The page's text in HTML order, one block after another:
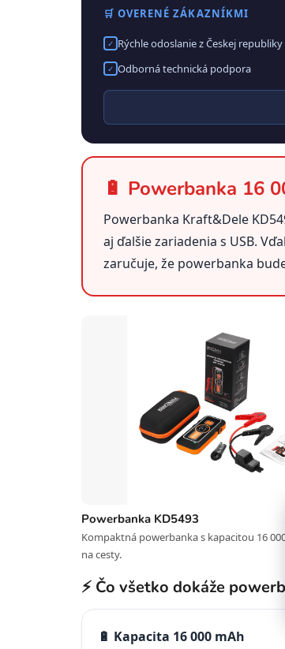
🛒 OVERENÉ ZÁKAZNÍKMI
✓ Rýchle odoslanie z Českej republiky
✓ Odborná technická podpora
🔋 Powerbanka 16
Powerbanka Kraft&Dele
aj ďalšie zariadenia s USB.
zaručuje, že powerbanka
Powerbanka KD5493
Kompaktná powerbanka s kapacitou 16
na cesty.
⚡ Čo všetko dokáže
🔋 Kapacita 16 000 mAh